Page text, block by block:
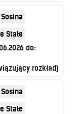
Stałe
do:
rozkład)
Stałe